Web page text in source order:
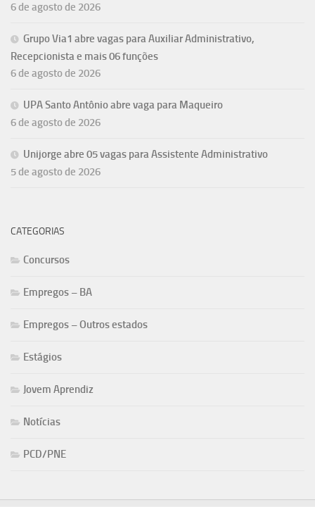
6 de agosto de 2026
Grupo Via1 abre vagas para Auxiliar Administrativo,
Recepcionista e mais 06 funções
6 de agosto de 2026
UPA Santo Antônio abre vaga para Maqueiro
6 de agosto de 2026
Unijorge abre 05 vagas para Assistente Administrativo
5 de agosto de 2026
CATEGORIAS
Concursos
Empregos – BA
Empregos – Outros estados
Estágios
Jovem Aprendiz
Notícias
PCD/PNE